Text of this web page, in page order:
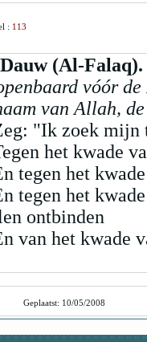
: 113
(Al-Falaq).
vóór
van Allah,
"Ik zoek mijn
het kwade
tegen het
tegen het
ontbinden
van het kwade
Geplaatst: 10/05/2008